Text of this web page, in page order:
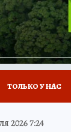
НОВОЕ
ТОЛЬКО У НАС
СЕБЕ
2026 7:24